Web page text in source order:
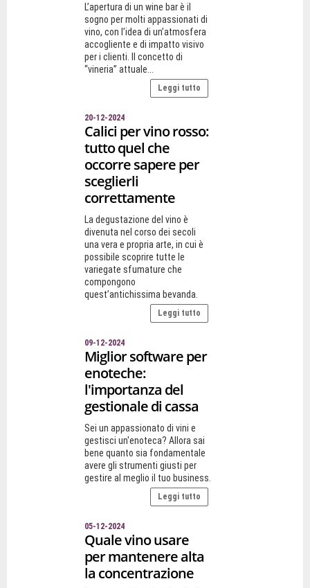
L’apertura di un wine bar è il
sogno per molti appassionati di
vino, con l’idea di un’atmosfera
accogliente e di impatto visivo
per i clienti. Il concetto di
“vineria” attuale...
Leggi tutto
20-12-2024
Calici per vino rosso:
tutto quel che
occorre sapere per
sceglierli
correttamente
La degustazione del vino è
divenuta nel corso dei secoli
una vera e propria arte, in cui è
possibile scoprire tutte le
variegate sfumature che
compongono
quest’antichissima bevanda.
Leggi tutto
09-12-2024
Miglior software per
enoteche:
l'importanza del
gestionale di cassa
Sei un appassionato di vini e
gestisci un'enoteca? Allora sai
bene quanto sia fondamentale
avere gli strumenti giusti per
gestire al meglio il tuo business.
Leggi tutto
05-12-2024
Quale vino usare
per mantenere alta
la concentrazione